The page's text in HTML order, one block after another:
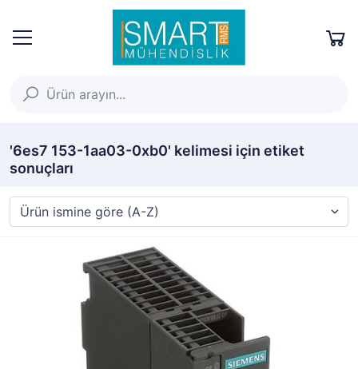
'6es7 153-1aa03-0xb0' kelimesi için etiket
sonuçları